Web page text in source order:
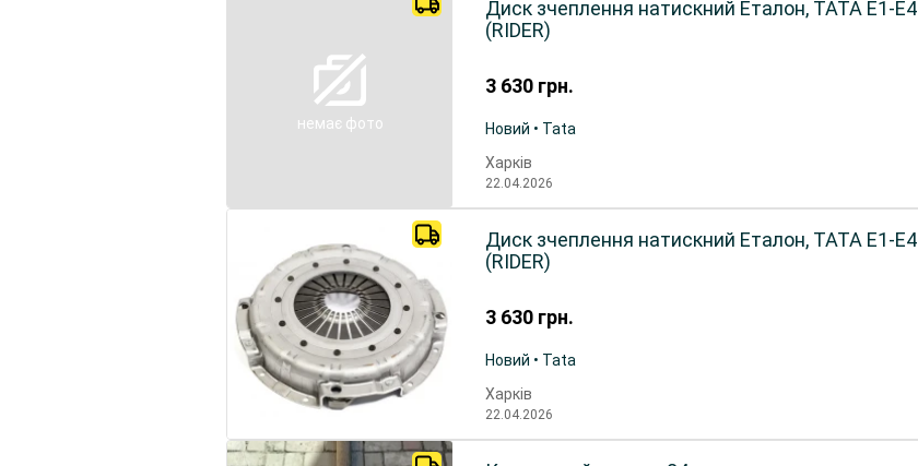
немає фото
3 630 грн.
Диск зчеплення натискний Еталон, ТАТА Е1-Е4
(RIDER)
Новий • Tata
Харків
22.04.2026
3 630 грн.
Диск зчеплення натискний Еталон, ТАТА Е1-Е4
(RIDER)
Новий • Tata
Харків
22.04.2026